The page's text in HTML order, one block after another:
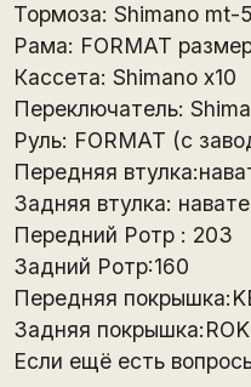
Тормоза: Shimano mt-
Рама: FORMAT
Кассета: Shimano x10
Переключатель:
Руль: FORMAT (с
Передняя
Задняя втулка:
Передний Ротр : 203
Задний Ротр:160
Передняя
Задняя покрышка:ROK
Если ещё есть